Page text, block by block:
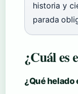
historia y
parada
¿Cuál es
¿Qué helado